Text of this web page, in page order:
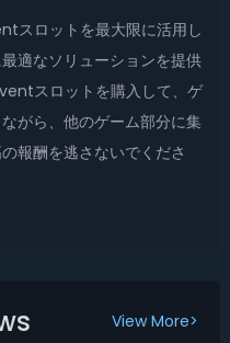
スロットを最大限に活用し
適なソリューションを提供
スロットを購入して、ゲ
がら、他のゲーム部分に集
報酬を逃さないでくださ
View More>